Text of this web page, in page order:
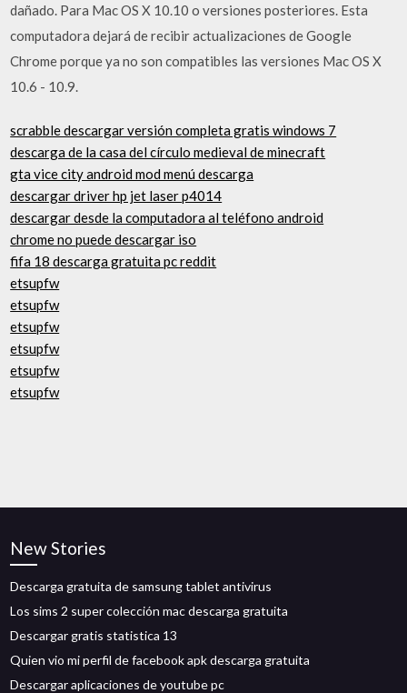
dañado. Para Mac OS X 10.10 o versiones posteriores. Esta
computadora dejará de recibir actualizaciones de Google
Chrome porque ya no son compatibles las versiones Mac OS X
10.6 - 10.9.
scrabble descargar versión completa gratis windows 7
descarga de la casa del círculo medieval de minecraft
gta vice city android mod menú descarga
descargar driver hp jet laser p4014
descargar desde la computadora al teléfono android
chrome no puede descargar iso
fifa 18 descarga gratuita pc reddit
etsupfw
etsupfw
etsupfw
etsupfw
etsupfw
etsupfw
New Stories
Descarga gratuita de samsung tablet antivirus
Los sims 2 super colección mac descarga gratuita
Descargar gratis statistica 13
Quien vio mi perfil de facebook apk descarga gratuita
Descargar aplicaciones de youtube pc